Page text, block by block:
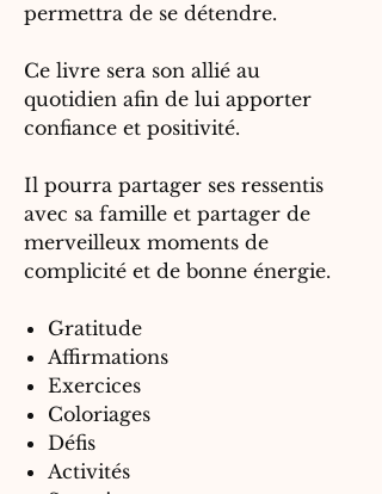
permettra de se détendre.
Ce livre sera son allié au
quotidien afin de lui apporter
confiance et positivité.
Il pourra partager ses ressentis
avec sa famille et partager de
merveilleux moments de
complicité et de bonne énergie.
Gratitude
Affirmations
Exercices
Coloriages
Défis
Activités